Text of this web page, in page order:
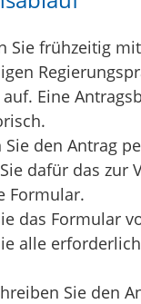
Sie frühzeitig
Eine
Sie den Antrag
dafür das zur
Formular.
das Formular
alle
Sie den